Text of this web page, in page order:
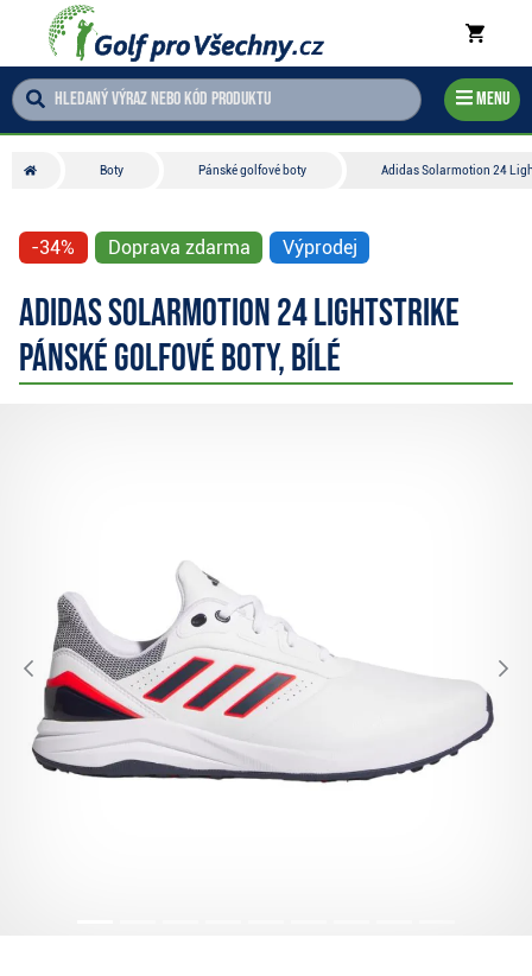
Menu
Boty Pánské golfové boty Adidas Solarmotion 24
-34% Doprava zdarma Výprodej
Adidas Solarmotion 24 Lightstrike
pánské golfové boty, bílé